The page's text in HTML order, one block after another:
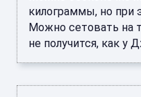
килограммы, но при
Можно сетовать на
не получится, как у